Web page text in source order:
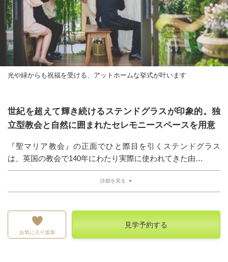
光や緑からも祝福を受ける、アットホームな挙式が叶います
世紀を超えて輝き続けるステンドグラスが印象的。独
立型教会と自然に囲まれたセレモニースペースを用意
『聖マリア教会』の正面でひと際目を引くステンドグラス
は、英国の教会で140年にわたり実際に使われてきた由…
詳細を見る
お気に入り追加
見学予約する